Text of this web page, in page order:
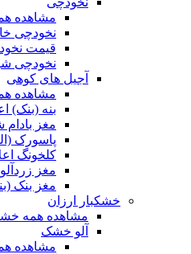
مشاهده
نخودچی
قیمت
نخودچی
آجیل های کوهی
مشاهده
بنه (بنک)
مغز
پاسورک
کلخونگ
مغز
مغز بنک
خشکبار ارزان
مشاهده همه
آلو خشک
مشاهده